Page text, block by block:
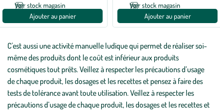
Voir stock magasin
Ajouter au panier
Voir stock magasin
Ajouter au panier
C'est aussi une activité manuelle ludique qui permet de réaliser soi-
même des produits dont le coût est inférieur aux produits
cosmétiques tout prêts. Veillez à respecter les précautions d’usage
de chaque produit, les dosages et les recettes et pensez à faire des
tests de tolérance avant toute utilisation. Veillez à respecter les
précautions d’usage de chaque produit, les dosages et les recettes et